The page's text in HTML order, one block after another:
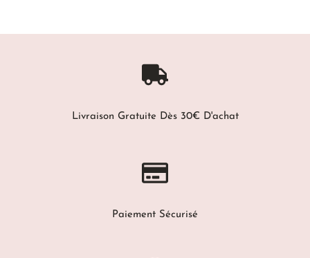
Livraison Gratuite Dès 30€ D'achat
Paiement Sécurisé